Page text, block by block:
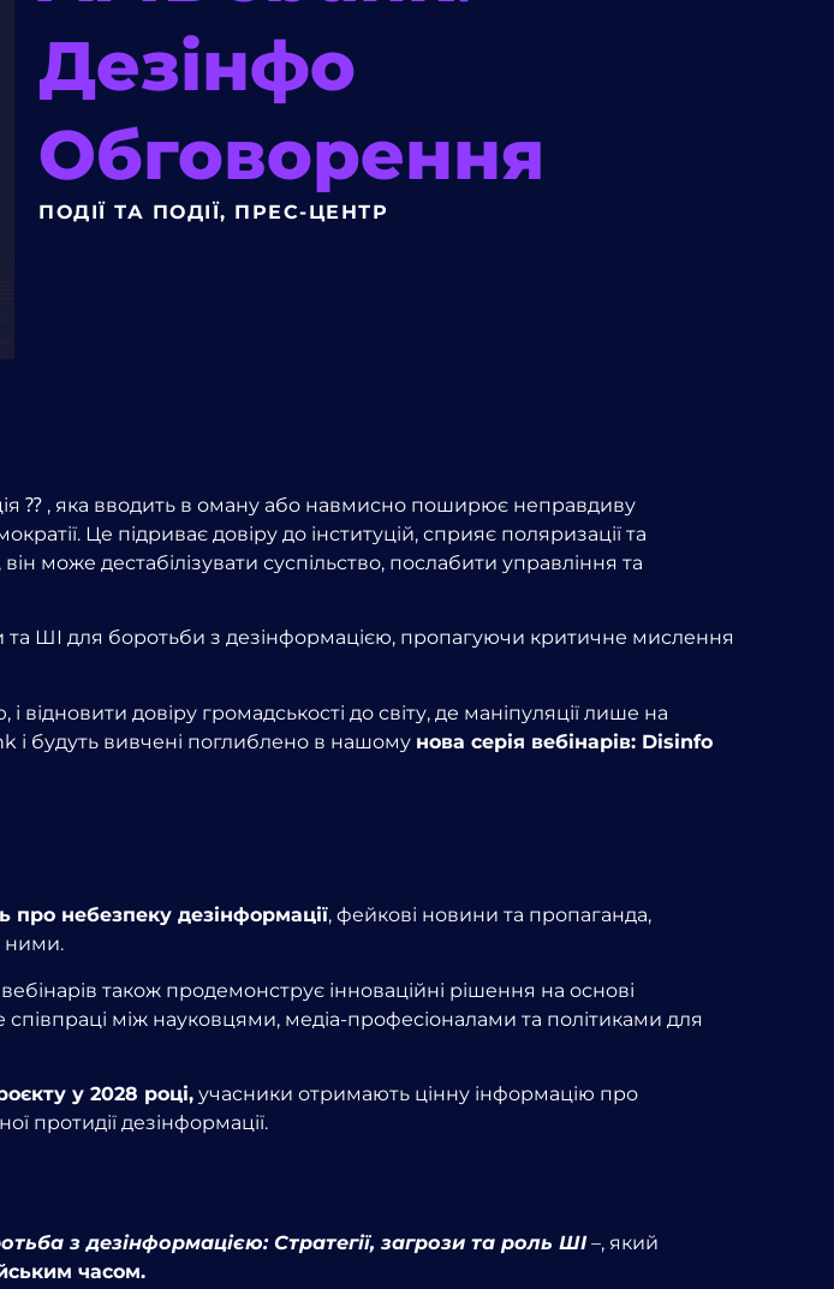
Дезінфо
Обговорення
ПОДІЇ ТА ПОДІЇ, ПРЕС-ЦЕНТР
⁇ , яка вводить в оману або навмисно поширює неправдиву
Це підриває довіру до інституцій, сприяє поляризації та
дестабілізувати суспільство, послабити управління та
ШІ для боротьби з дезінформацією, пропагуючи критичне мислення
довіру громадськості до світу, де маніпуляції лише на
і будуть вивчені поглиблено в нашому нова серія вебінарів: Disinfo
про небезпеку дезінформації, фейкові новини та пропаганда,
ними.
також продемонструє інноваційні рішення на основі
між науковцями, медіа-професіоналами та політиками для
у 2028 році, учасники отримають цінну інформацію про
протидії дезінформації.
з дезінформацією: Стратегії, загрози та роль ШІ–, який
часом.